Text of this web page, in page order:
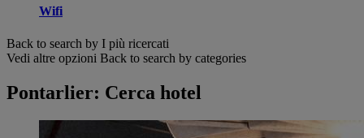
Wifi
Back to search by I più ricercati
Vedi altre opzioni Back to search by categories
Pontarlier: Cerca hotel